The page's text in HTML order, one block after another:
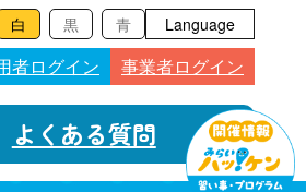
Language
者ログイン 事業者ログイン
よくある質問